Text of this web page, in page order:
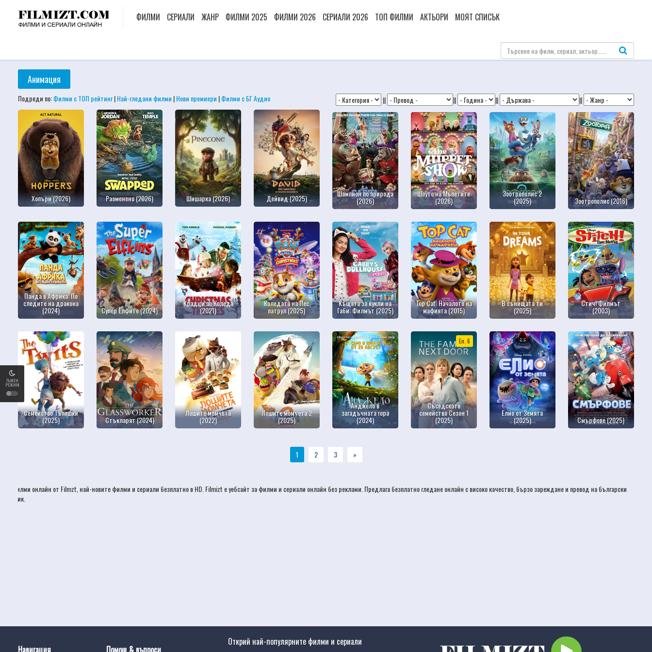
ТЪМЕН
РЕЖИМ
ФИЛМИ СЕРИАЛИ ЖАНР ФИЛМИ 2025 ФИЛМИ 2026 СЕРИАЛИ 2026 ТОП ФИЛМИ АКТЬОРИ МОЯТ СПИСЪК
Анимация
Подреди по:Филми с ТОП рейтинг|Най-гледани филми |Нови премиери |Филми с БГ Аудио || || || ||
Хопъри (2026) Разменено (2026) Шишарка (2026) Дейвид (2025) Шампион по природа
(2026)
Шоуто на Мъпетите
(2026)
Зоотрополис 2
(2025) Зоотрополис (2016)
Панда в Африка: По
следите на дракона
(2024) Супер Елфите (2024)
Крадци по Коледа
(2021)
Коледата на Пес
патрул (2025)
Къщата за кукли на
Габи: Филмът (2025)
Top Cat: Началото на
мафията (2015)
В сънищата ти
(2025)
Стич! Филмът
(2003)
Семейство Тъпашки
(2025) Стъкларят (2024)
Лошите момчета
(2022)
Лошите момчета 2
(2025)
Анджело в
загадъчната гора
(2024)
Еп. 6
Съседското
семейство Сезон 1
(2025)
Елио от Земята
(2025) Смърфове (2025)
1 2 3 »
Филми онлайн от Filmzt, най-новитефилми и сериали безплатно в HD. Filmizt е уебсайт за филми и сериали онлайн без реклами. Предлага безплатно гледане онлайн с високо качество, бързо зареждане и превод на български
език.
Навигация Помощ & въпроси
Открий най-популярните филми и сериали